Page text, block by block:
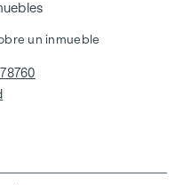
un inmueble